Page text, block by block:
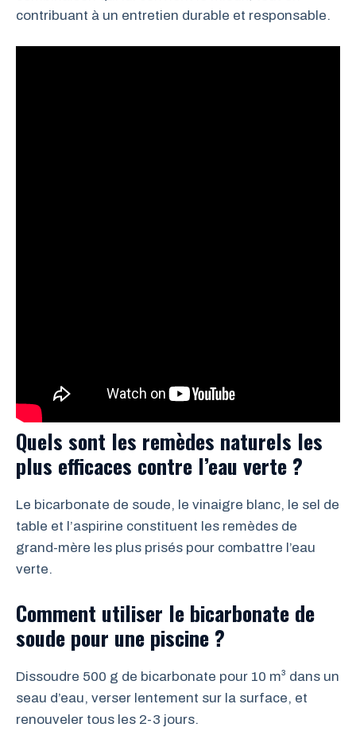
contribuant à un entretien durable et responsable.
Quels sont les remèdes naturels les
plus efficaces contre l’eau verte ?
Le bicarbonate de soude, le vinaigre blanc, le sel de
table et l’aspirine constituent les remèdes de
grand-mère les plus prisés pour combattre l’eau
verte.
Comment utiliser le bicarbonate de
soude pour une piscine ?
Dissoudre 500 g de bicarbonate pour 10 m³ dans un
seau d’eau, verser lentement sur la surface, et
renouveler tous les 2-3 jours.